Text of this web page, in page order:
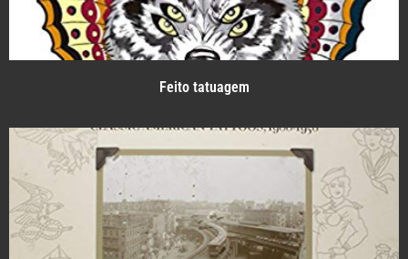
Feito tatuagem